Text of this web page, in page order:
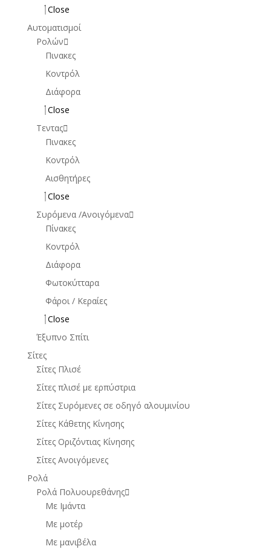
Close
Αυτοματισμοί
Ρολών
Πινακες
Κοντρόλ
Διάφορα
Close
Τεντας
Πινακες
Κοντρόλ
Αισθητήρες
Close
Συρόμενα /Ανοιγόμενα
Πίνακες
Κοντρόλ
Διάφορα
Φωτοκύτταρα
Φάροι / Κεραίες
Close
Έξυπνο Σπίτι
Σίτες
Σίτες Πλισέ
Σίτες πλισέ με ερπύστρια
Σίτες Συρόμενες σε οδηγό αλουμινίου
Σίτες Κάθετης Κίνησης
Σίτες Οριζόντιας Κίνησης
Σίτες Ανοιγόμενες
Ρολά
Ρολά Πολυουρεθάνης
Με Ιμάντα
Με μοτέρ
Με μανιβέλα